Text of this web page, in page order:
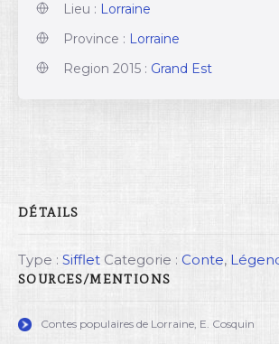
Lieu : Lorraine
Province : Lorraine
Region 2015 : Grand Est
DÉTAILS
Type : Sifflet Categorie : Conte,
SOURCES/MENTIONS
Contes populaires de Lorraine, E. Cosquin